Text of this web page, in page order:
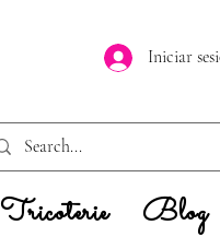
Iniciar
Tricoterie Blog